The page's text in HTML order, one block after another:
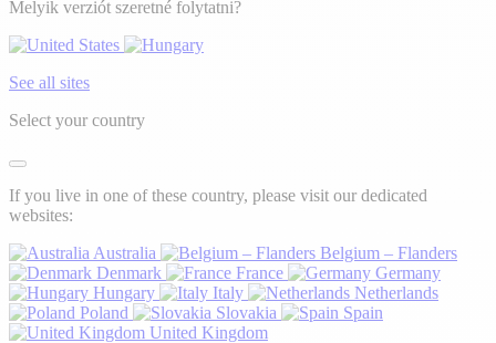
Melyik verziót szeretné folytatni?
See all sites
Select your country
If you live in one of these country, please visit our dedicated
websites:
Australia
Belgium – Flanders
Denmark
France
Germany
Hungary
Italy
Netherlands
Poland
Slovakia
Spain
United Kingdom